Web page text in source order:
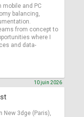
mobile and PC
balancing,
from concept to
where I
and data-
10 juin 2026
New 3dge (Paris),